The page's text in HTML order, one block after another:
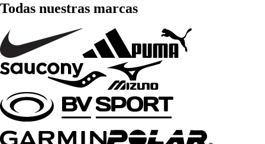
Todas nuestras marcas